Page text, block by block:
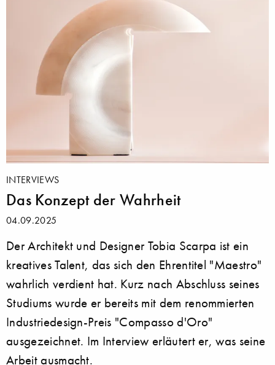
INTERVIEWS
Das Konzept der Wahrheit
04.09.2025
Der Architekt und Designer Tobia Scarpa ist ein
kreatives Talent, das sich den Ehrentitel "Maestro"
wahrlich verdient hat. Kurz nach Abschluss seines
Studiums wurde er bereits mit dem renommierten
Industriedesign-Preis "Compasso d'Oro"
ausgezeichnet. Im Interview erläutert er, was seine
Arbeit ausmacht.